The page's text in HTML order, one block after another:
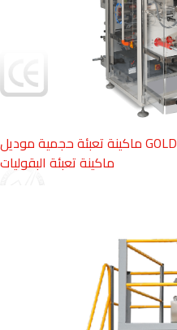
ماكينة تعبئة حجمية موديل GOLD
ماكينة تعبئة البقوليات